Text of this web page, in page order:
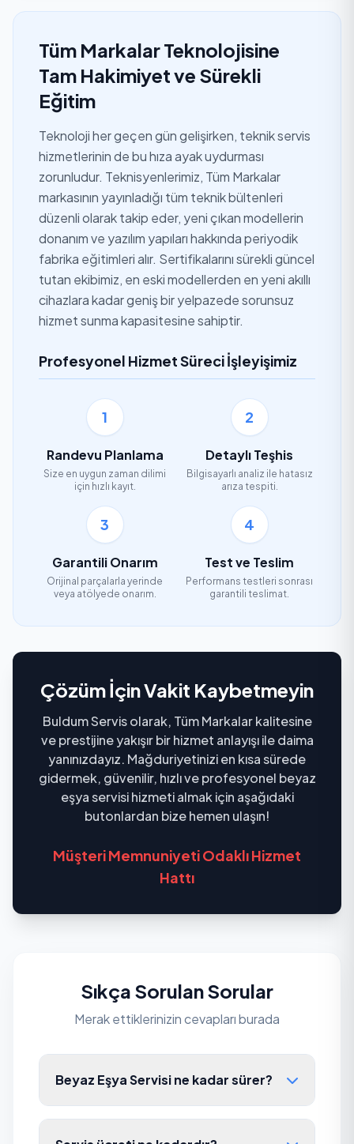
Tüm Markalar Teknolojisine
Tam Hakimiyet ve Sürekli
Eğitim
Teknoloji her geçen gün gelişirken, teknik servis
hizmetlerinin de bu hıza ayak uydurması
zorunludur. Teknisyenlerimiz, Tüm Markalar
markasının yayınladığı tüm teknik bültenleri
düzenli olarak takip eder, yeni çıkan modellerin
donanım ve yazılım yapıları hakkında periyodik
fabrika eğitimleri alır. Sertifikalarını sürekli güncel
tutan ekibimiz, en eski modellerden en yeni akıllı
cihazlara kadar geniş bir yelpazede sorunsuz
hizmet sunma kapasitesine sahiptir.
Profesyonel Hizmet Süreci İşleyişimiz
1
Randevu Planlama
Size en uygun zaman dilimi
için hızlı kayıt.
2
Detaylı Teşhis
Bilgisayarlı analiz ile hatasız
arıza tespiti.
3
Garantili Onarım
Orijinal parçalarla yerinde
veya atölyede onarım.
4
Test ve Teslim
Performans testleri sonrası
garantili teslimat.
Çözüm İçin Vakit Kaybetmeyin
Buldum Servis olarak, Tüm Markalar kalitesine
ve prestijine yakışır bir hizmet anlayışı ile daima
yanınızdayız. Mağduriyetinizi en kısa sürede
gidermek, güvenilir, hızlı ve profesyonel beyaz
eşya servisi hizmeti almak için aşağıdaki
butonlardan bize hemen ulaşın!
Müşteri Memnuniyeti Odaklı Hizmet
Hattı
Sıkça Sorulan Sorular
Merak ettiklerinizin cevapları burada
Beyaz Eşya Servisi ne kadar sürer?